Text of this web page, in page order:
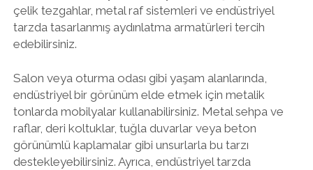
çelik tezgahlar, metal raf sistemleri ve endüstriyel
tarzda tasarlanmış aydınlatma armatürleri tercih
edebilirsiniz.
Salon veya oturma odası gibi yaşam alanlarında,
endüstriyel bir görünüm elde etmek için metalik
tonlarda mobilyalar kullanabilirsiniz. Metal sehpa ve
raflar, deri koltuklar, tuğla duvarlar veya beton
görünümlü kaplamalar gibi unsurlarla bu tarzı
destekleyebilirsiniz. Ayrıca, endüstriyel tarzda